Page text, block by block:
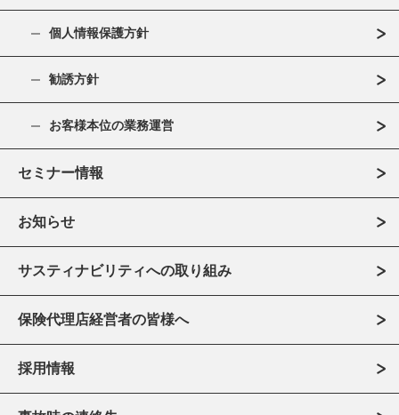
個人情報保護方針
勧誘方針
お客様本位の業務運営
セミナー情報
お知らせ
サスティナビリティへの取り組み
保険代理店経営者の皆様へ
採用情報